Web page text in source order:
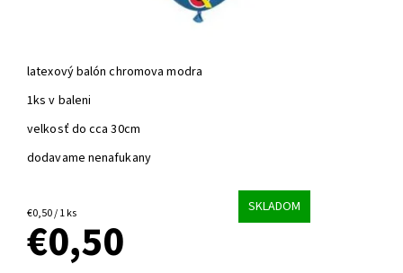
latexový balón chromova modra
1ks v baleni
velkosť do cca 30cm
dodavame nenafukany
€0,50 / 1 ks SKLADOM
€0,50